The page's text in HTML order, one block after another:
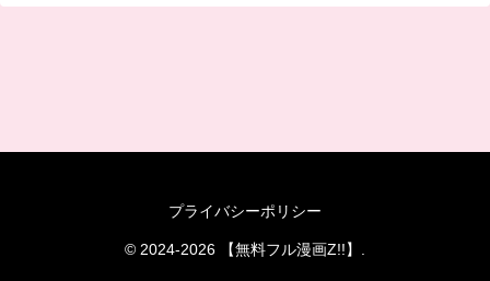
プライバシーポリシー
© 2024-2026 【無料フル漫画Z!!】.